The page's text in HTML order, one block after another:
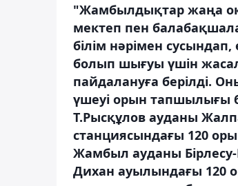
"Жамбылдықтар жаңа
мектеп пен
білім нәрімен сусындап,
болып шығуы үшін
пайдалануға берілді.
үшеуі орын тапшылығы
Т.Рысқұлов ауданы
станциясындағы 120
Жамбыл ауданы
Дихан ауылындағы 120